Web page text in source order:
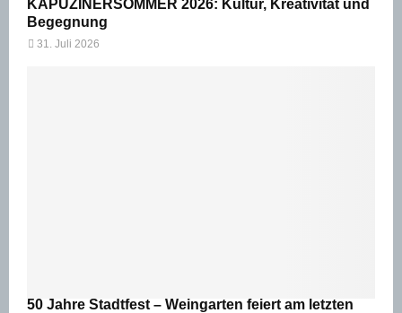
KAPUZINERSOMMER 2026: Kultur, Kreativität und
Begegnung
31. Juli 2026
50 Jahre Stadtfest – Weingarten feiert am letzten